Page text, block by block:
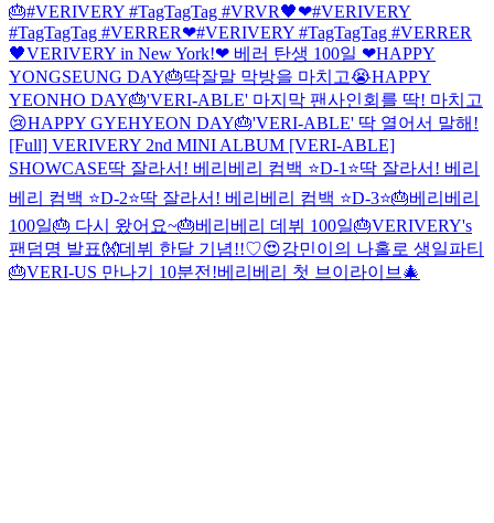
🎂#VERIVERY #TagTagTag #VRVR🖤❤#VERIVERY
#TagTagTag #VERRER❤#VERIVERY #TagTagTag #VERRER
🖤VERIVERY in New York!❤ 베러 탄생 100일 ❤HAPPY
YONGSEUNG DAY🎂딱잘말 막방을 마치고😭HAPPY
YEONHO DAY🎂'VERI-ABLE' 마지막 팬사인회를 딱! 마치고
😢HAPPY GYEHYEON DAY🎂'VERI-ABLE' 딱 열어서 말해!
[Full] VERIVERY 2nd MINI ALBUM [VERI-ABLE]
SHOWCASE딱 잘라서! 베리베리 컴백 ⭐D-1⭐딱 잘라서! 베리
베리 컴백 ⭐D-2⭐딱 잘라서! 베리베리 컴백 ⭐D-3⭐🎂베리베리
100일🎂 다시 왔어요~🎂베리베리 데뷔 100일🎂VERIVERY's
팬덤명 발표👐데뷔 한달 기념!!♡😍강민이의 나홀로 생일파티
🎂VERI-US 만나기 10분전!베리베리 첫 브이라이브🎄